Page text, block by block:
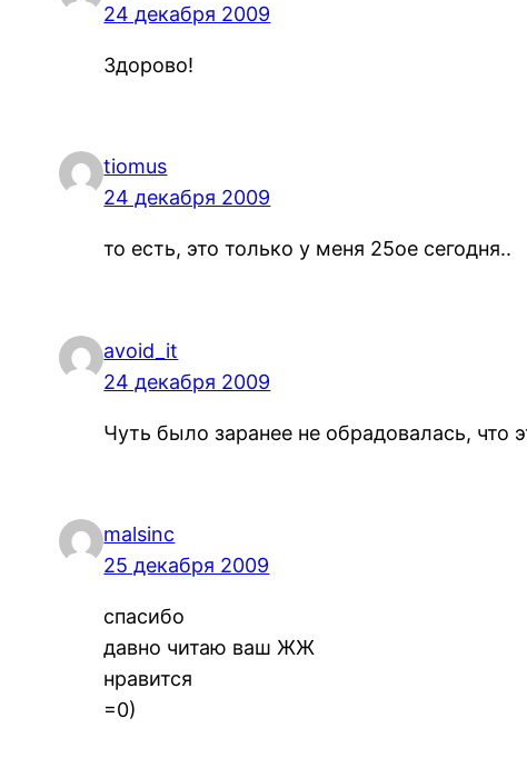
24 декабря 2009
Здорово!
tiomus
24 декабря 2009
то есть, это только у меня 25ое сегодня..
avoid_it
24 декабря 2009
Чуть было заранее не обрадовалась, что
malsinc
25 декабря 2009
спасибо
давно читаю ваш ЖЖ
нравится
=0)